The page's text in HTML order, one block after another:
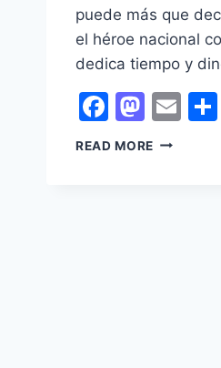
puede más que
el héroe nacional
dedica tiempo y
READ MORE SER